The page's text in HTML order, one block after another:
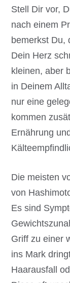
Stell Dir vor,
nach einem
bemerkst Du,
Dein Herz
kleinen, aber
in Deinem
nur eine
kommen
Ernährung
Die meisten
von
Es sind
Griff zu einer
ins Mark
Haarausfall